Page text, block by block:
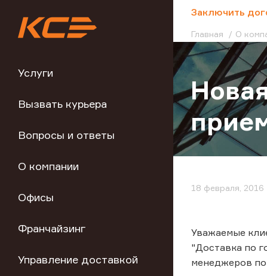
Услуги
Вызвать курьера
Вопросы и ответы
О компании
Офисы
Франчайзинг
Управление доставкой
Заключить
Главная О
18 февраля, 2016
Уважаемые
"Доставка по
менеджеров по